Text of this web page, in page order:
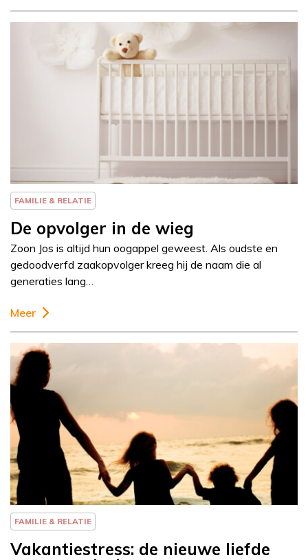
Column
Else-Marie van den
FAMILIE & RELATIE
De opvolger in de wieg
Zoon Jos is altijd hun oogappel geweest. Als oudste en
gedoodverfd zaakopvolger kreeg hij de naam die al
generaties lang…
Meer
Column
Else-Marie van den
Eerenbeemt
FAMILIE & RELATIE
Vakantiestress: de nieuwe liefde